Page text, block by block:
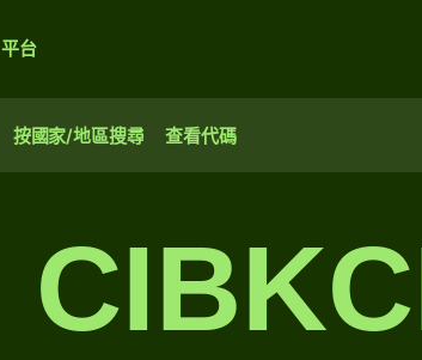
平台
按國家/地區搜尋 查看代碼